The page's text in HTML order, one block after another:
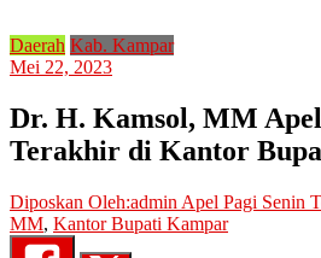
Daerah Kab. Kampar
Mei 22, 2023
Dr. H. Kamsol, MM
Terakhir di Kantor
Diposkan Oleh:admin Apel Pagi Senin
MM, Kantor Bupati Kampar